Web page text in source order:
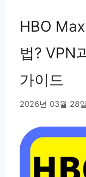
HBO
법? VPN
가이드
2026년 03월 28일